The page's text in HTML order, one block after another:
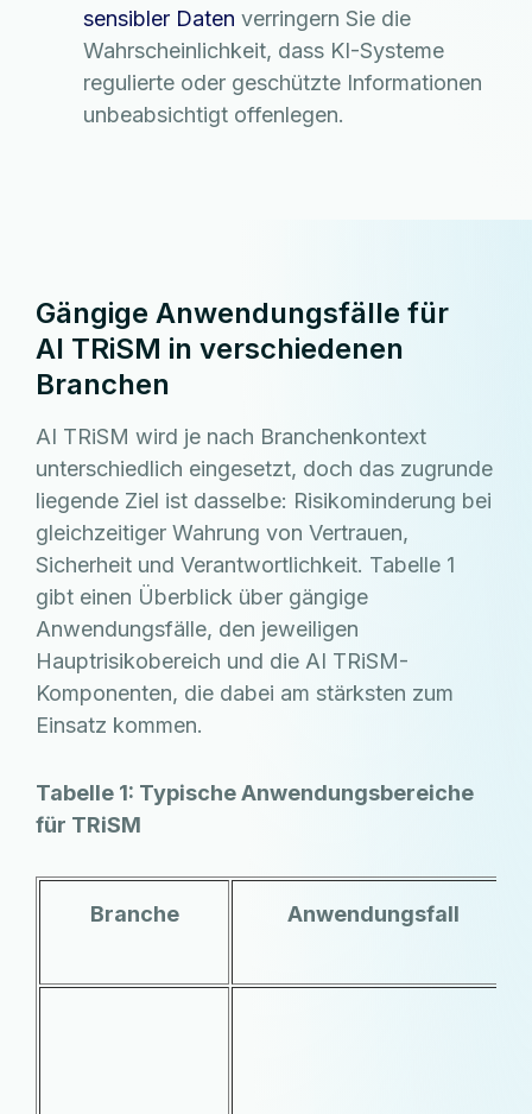
sensibler Daten verringern Sie die
Wahrscheinlichkeit, dass KI-Systeme
regulierte oder geschützte Informationen
unbeabsichtigt offenlegen.
Gängige Anwendungsfälle für
AI TRiSM in verschiedenen
Branchen
AI TRiSM wird je nach Branchenkontext
unterschiedlich eingesetzt, doch das zugrunde
liegende Ziel ist dasselbe: Risikominderung bei
gleichzeitiger Wahrung von Vertrauen,
Sicherheit und Verantwortlichkeit. Tabelle 1
gibt einen Überblick über gängige
Anwendungsfälle, den jeweiligen
Hauptrisikobereich und die AI TRiSM-
Komponenten, die dabei am stärksten zum
Einsatz kommen.
Tabelle 1: Typische Anwendungsbereiche
für TRiSM
Branche Anwendungsfall